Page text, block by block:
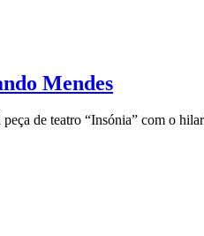
Mendes
de teatro “Insónia” com o